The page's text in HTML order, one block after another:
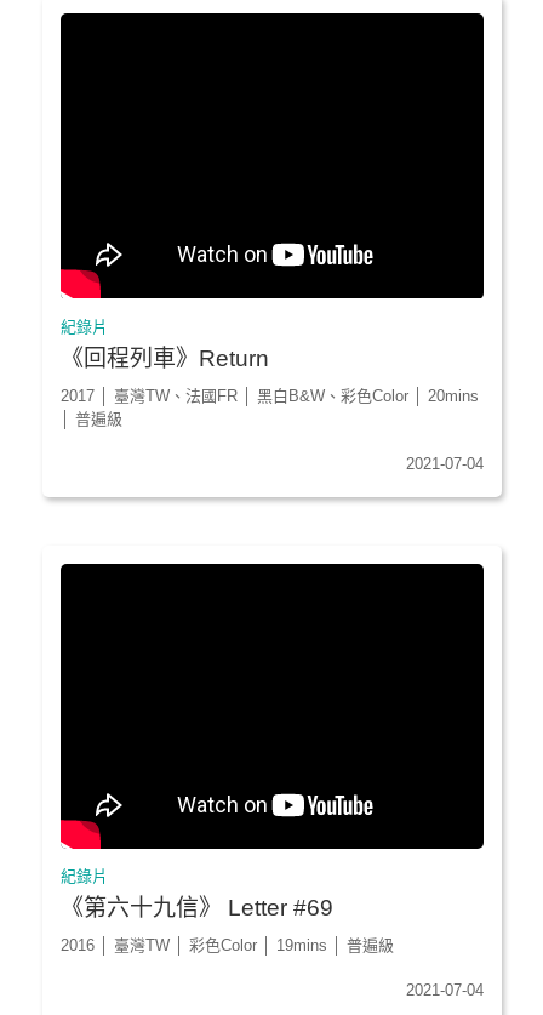
紀錄片
《回程列車》Return
2017 │ 臺灣TW、法國FR │ 黑白B&W、彩色Color │ 20mins
│ 普遍級
2021-07-04
紀錄片
《第六十九信》 Letter #69
2016 │ 臺灣TW │ 彩色Color │ 19mins │ 普遍級
2021-07-04